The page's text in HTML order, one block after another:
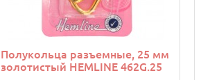
Полукольца разъемные, 25 мм
золотистый HEMLINE 462G.25